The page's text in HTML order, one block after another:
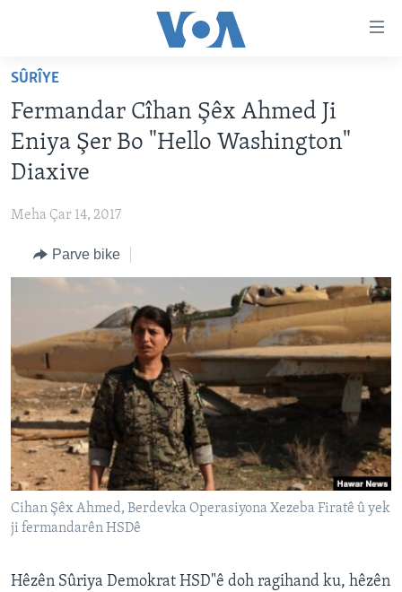
Yekser
naveroka
serekî
Yekser
here
Malpera
Yekser
here
VÎDYO GALERÎ
RADYO
HEVPEYVÎN
HERÊMÊN KURDAN
TIRKÎYE
SÛRÎYE
ROJHILATA NAVÎN
CÎHAN
ÇAND Û HUNER
SERNIVÎS
SORANÎ
Learning English
FOLLOW US
SÛRÎYE
Fermandar Cîhan Şêx Ahmed Ji
Eniya Şer Bo "Hello Washington"
Diaxive
Meha Çar 14, 2017
Parve bike
Cihan Şêx Ahmed, Berdevka Operasiyona Xezeba Firatê û yek
ji fermandarên HSDê
Hêzên Sûriya Demokrat HSD"ê doh ragihand ku, hêzên